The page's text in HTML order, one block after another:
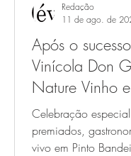
Após o
Vinícola Don
Nature Vinho
lançam a
da Festa das
Celebração
premiados,
vivo em Pinto
Redação
11 de ago. de